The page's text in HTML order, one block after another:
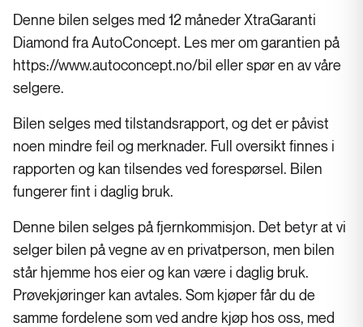
Denne bilen selges med 12 måneder XtraGaranti
Diamond fra AutoConcept. Les mer om garantien på
https://www.autoconcept.no/bil eller spør en av våre
selgere.
Bilen selges med tilstandsrapport, og det er påvist
noen mindre feil og merknader. Full oversikt finnes i
rapporten og kan tilsendes ved forespørsel. Bilen
fungerer fint i daglig bruk.
Denne bilen selges på fjernkommisjon. Det betyr at vi
selger bilen på vegne av en privatperson, men bilen
står hjemme hos eier og kan være i daglig bruk.
Prøvekjøringer kan avtales. Som kjøper får du de
samme fordelene som ved andre kjøp hos oss, med